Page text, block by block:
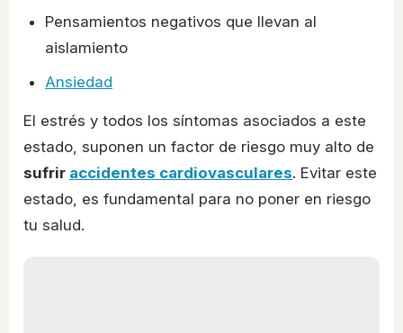
Pensamientos negativos que llevan al
aislamiento
Ansiedad
El estrés y todos los síntomas asociados a este
estado, suponen un factor de riesgo muy alto de
sufrir accidentes cardiovasculares. Evitar este
estado, es fundamental para no poner en riesgo
tu salud.